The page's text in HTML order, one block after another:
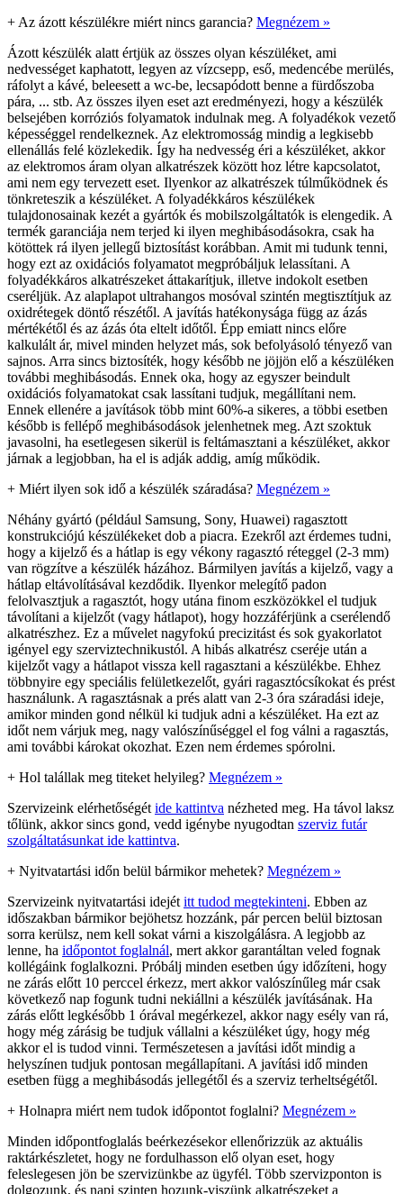
+ Az ázott készülékre miért nincs garancia? Megnézem »
Ázott készülék alatt értjük az összes olyan készüléket, ami
nedvességet kaphatott, legyen az vízcsepp, eső, medencébe merülés,
ráfolyt a kávé, beleesett a wc-be, lecsapódott benne a fürdőszoba
pára, ... stb. Az összes ilyen eset azt eredményezi, hogy a készülék
belsejében korróziós folyamatok indulnak meg. A folyadékok vezető
képességgel rendelkeznek. Az elektromosság mindig a legkisebb
ellenállás felé közlekedik. Így ha nedvesség éri a készüléket, akkor
az elektromos áram olyan alkatrészek között hoz létre kapcsolatot,
ami nem egy tervezett eset. Ilyenkor az alkatrészek túlműködnek és
tönkreteszik a készüléket. A folyadékkáros készülékek
tulajdonosainak kezét a gyártók és mobilszolgáltatók is elengedik. A
termék garanciája nem terjed ki ilyen meghibásodásokra, csak ha
kötöttek rá ilyen jellegű biztosítást korábban. Amit mi tudunk tenni,
hogy ezt az oxidációs folyamatot megpróbáljuk lelassítani. A
folyadékkáros alkatrészeket áttakarítjuk, illetve indokolt esetben
cseréljük. Az alaplapot ultrahangos mosóval szintén megtisztítjuk az
oxidrétegek döntő részétől. A javítás hatékonysága függ az ázás
mértékétől és az ázás óta eltelt időtől. Épp emiatt nincs előre
kalkulált ár, mivel minden helyzet más, sok befolyásoló tényező van
sajnos. Arra sincs biztosíték, hogy később ne jöjjön elő a készüléken
további meghibásodás. Ennek oka, hogy az egyszer beindult
oxidációs folyamatokat csak lassítani tudjuk, megállítani nem.
Ennek ellenére a javítások több mint 60%-a sikeres, a többi esetben
később is fellépő meghibásodások jelenhetnek meg. Azt szoktuk
javasolni, ha esetlegesen sikerül is feltámasztani a készüléket, akkor
járnak a legjobban, ha el is adják addig, amíg működik.
+ Miért ilyen sok idő a készülék száradása? Megnézem »
Néhány gyártó (például Samsung, Sony, Huawei) ragasztott
konstrukciójú készülékeket dob a piacra. Ezekről azt érdemes tudni,
hogy a kijelző és a hátlap is egy vékony ragasztó réteggel (2-3 mm)
van rögzítve a készülék házához. Bármilyen javítás a kijelző, vagy a
hátlap eltávolításával kezdődik. Ilyenkor melegítő padon
felolvasztjuk a ragasztót, hogy utána finom eszközökkel el tudjuk
távolítani a kijelzőt (vagy hátlapot), hogy hozzáférjünk a cserélendő
alkatrészhez. Ez a művelet nagyfokú precizitást és sok gyakorlatot
igényel egy szerviztechnikustól. A hibás alkatrész cseréje után a
kijelzőt vagy a hátlapot vissza kell ragasztani a készülékbe. Ehhez
többnyire egy speciális felületkezelőt, gyári ragasztócsíkokat és prést
használunk. A ragasztásnak a prés alatt van 2-3 óra száradási ideje,
amikor minden gond nélkül ki tudjuk adni a készüléket. Ha ezt az
időt nem várjuk meg, nagy valószínűséggel el fog válni a ragasztás,
ami további károkat okozhat. Ezen nem érdemes spórolni.
+ Hol talállak meg titeket helyileg? Megnézem »
Szervizeink elérhetőségét ide kattintva nézheted meg. Ha távol laksz
tőlünk, akkor sincs gond, vedd igénybe nyugodtan szerviz futár
szolgáltatásunkat ide kattintva.
+ Nyitvatartási időn belül bármikor mehetek? Megnézem »
Szervizeink nyitvatartási idejét itt tudod megtekinteni. Ebben az
időszakban bármikor bejöhetsz hozzánk, pár percen belül biztosan
sorra kerülsz, nem kell sokat várni a kiszolgálásra. A legjobb az
lenne, ha időpontot foglalnál, mert akkor garantáltan veled fognak
kollégáink foglalkozni. Próbálj minden esetben úgy időzíteni, hogy
ne zárás előtt 10 perccel érkezz, mert akkor valószínűleg már csak
következő nap fogunk tudni nekiállni a készülék javításának. Ha
zárás előtt legkésőbb 1 órával megérkezel, akkor nagy esély van rá,
hogy még zárásig be tudjuk vállalni a készüléket úgy, hogy még
akkor el is tudod vinni. Természetesen a javítási időt mindig a
helyszínen tudjuk pontosan megállapítani. A javítási idő minden
esetben függ a meghibásodás jellegétől és a szerviz terheltségétől.
+ Holnapra miért nem tudok időpontot foglalni? Megnézem »
Minden időpontfoglalás beérkezésekor ellenőrizzük az aktuális
raktárkészletet, hogy ne fordulhasson elő olyan eset, hogy
feleslegesen jön be szervizünkbe az ügyfél. Több szervizponton is
dolgozunk, és napi szinten hozunk-viszünk alkatrészeket a